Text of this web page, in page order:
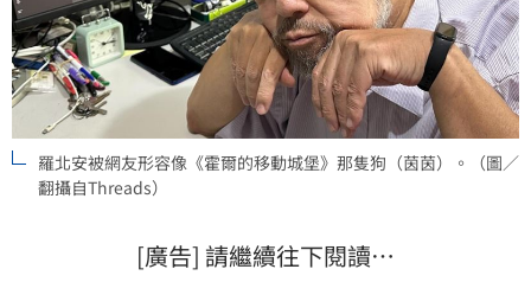
羅北安被網友形容像《霍爾的移動城堡》那隻狗（茵茵）。（圖／
翻攝自Threads）
[廣告] 請繼續往下閱讀…